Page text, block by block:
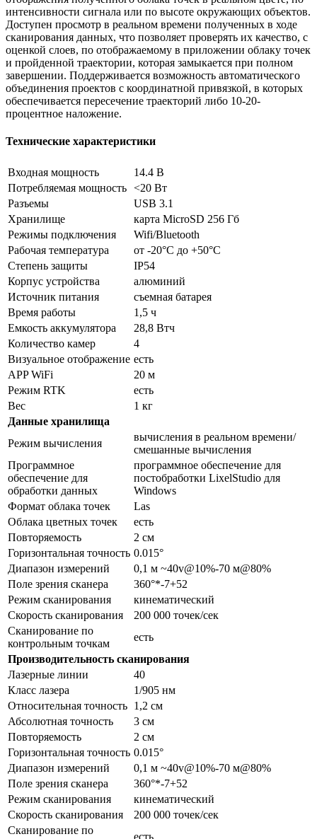
интенсивности сигнала или по высоте окружающих объектов.
Доступен просмотр в реальном времени полученных в ходе
сканирования данных, что позволяет проверять их качество, с
оценкой слоев, по отображаемому в приложении облаку точек
и пройденной траектории, которая замыкается при полном
завершении. Поддерживается возможность автоматического
объединения проектов с координатной привязкой, в которых
обеспечивается пересечение траекторий либо 10-20-
процентное наложение.
Технические характеристики
Входная мощность
14.4 В
Потребляемая мощность <20 Вт
Разъемы
USB 3.1
Хранилище
карта MicroSD 256 Гб
Режимы подключения
Wifi/Bluetooth
Рабочая температура
от -20°C до +50°C
Степень защиты
IP54
Корпус устройства
алюминий
Источник питания
съемная батарея
Время работы
1,5 ч
Емкость аккумулятора
28,8 Втч
Количество камер
4
Визуальное отображение есть
APP WiFi
20 м
Режим RTK
есть
Вес
1 кг
Данные хранилища
Режим вычисления
вычисления в реальном времени/
смешанные вычисления
Программное
обеспечение для
обработки данных
программное обеспечение для
постобработки LixelStudio для
Windows
Формат облака точек
Las
Облака цветных точек
есть
Повторяемость
2 см
Горизонтальная точность 0.015°
Диапазон измерений
0,1 м ~40v@10%-70 м@80%
Поле зрения сканера
360°*-7+52
Режим сканирования
кинематический
Скорость сканирования
200 000 точек/сек
Сканирование по
контрольным точкам
есть
Производительность сканирования
Лазерные линии
40
Класс лазера
1/905 нм
Относительная точность 1,2 см
Абсолютная точность
3 см
Повторяемость
2 см
Горизонтальная точность 0.015°
Диапазон измерений
0,1 м ~40v@10%-70 м@80%
Поле зрения сканера
360°*-7+52
Режим сканирования
кинематический
Скорость сканирования
200 000 точек/сек
Сканирование по